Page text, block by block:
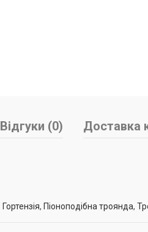
Відгуки (0) Доставка
Гортензія, Піоноподібна троянда,